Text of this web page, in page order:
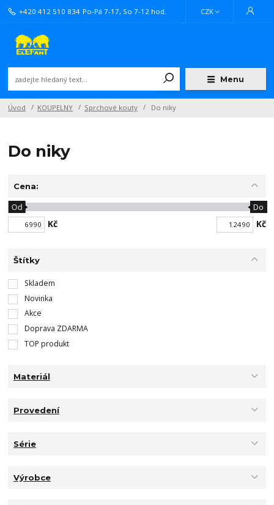
Menu
CZK
+420 412 510 834 Po-Pá 7-17, So 7-12 hod.
Úvod KOUPELNY Sprchové kouty Do niky
Do niky
Cena:
Kč
Od Do
Kč
Štítky
Skladem
Novinka
Akce
Doprava ZDARMA
TOP produkt
Materiál
Provedení
Série
Výrobce